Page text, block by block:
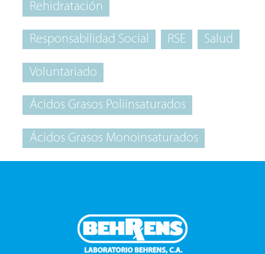
Rehidratación
Responsabilidad Social RSE Salud
Voluntariado
Ácidos Grasos Poliinsaturados
Ácidos Grasos Monoinsaturados